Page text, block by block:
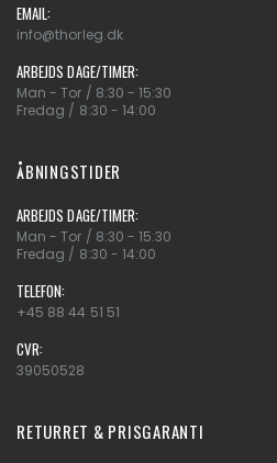
EMAIL:
info@thorleg.dk
ARBEJDS DAGE/TIMER:
Man - Tor / 8:30 - 15:30
Fredag / 8:30 - 14:00
ÅBNINGSTIDER
ARBEJDS DAGE/TIMER:
Man - Tor / 8:30 - 15:30
Fredag / 8:30 - 14:00
TELEFON:
+45 88 44 51 51
CVR:
39050528
RETURRET & PRISGARANTI